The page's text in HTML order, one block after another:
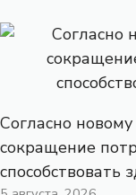
Согласно
сокращение
способствовать